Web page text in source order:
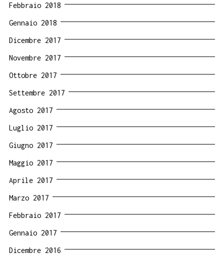
Febbraio 2018
Gennaio 2018
Dicembre 2017
Novembre 2017
Ottobre 2017
Settembre 2017
Agosto 2017
Luglio 2017
Giugno 2017
Maggio 2017
Aprile 2017
Marzo 2017
Febbraio 2017
Gennaio 2017
Dicembre 2016